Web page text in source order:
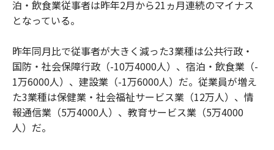
泊・飲食業従事者は昨年2月から21ヵ月連続のマイナス
となっている。
昨年同月比で従事者が大きく減った3業種は公共行政・
国防・社会保障行政（-10万4000人）、宿泊・飲食業（-
1万6000人）、建設業（-1万6000人）だ。従業員が増え
た3業種は保健業・社会福祉サービス業（12万人）、情
報通信業（5万4000人）、教育サービス業（5万4000
人）だ。